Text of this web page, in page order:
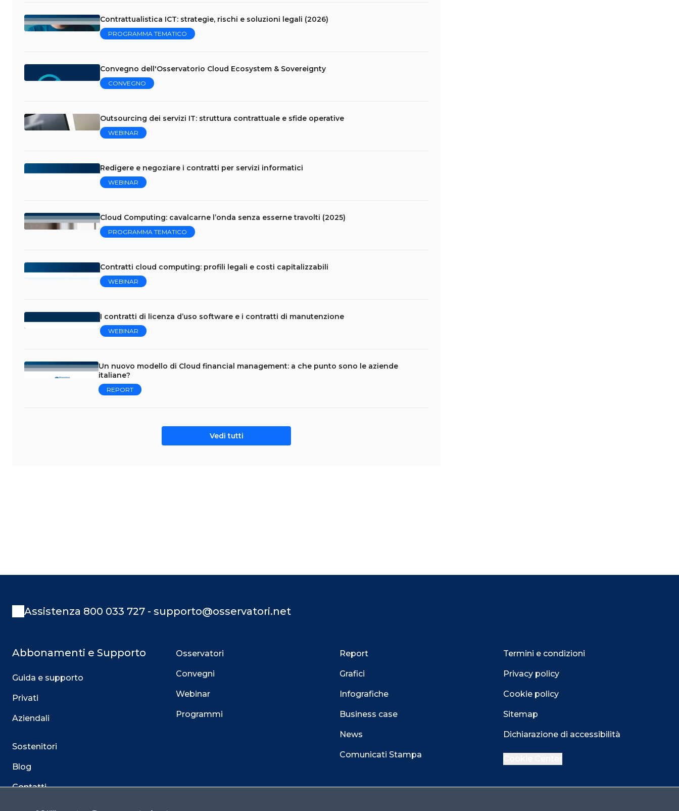
Contrattualistica ICT: strategie, rischi e soluzioni legali (2026)
PROGRAMMA TEMATICO
Convegno dell'Osservatorio Cloud Ecosystem & Sovereignty
CONVEGNO
Outsourcing dei servizi IT: struttura contrattuale e sfide operative
WEBINAR
Redigere e negoziare i contratti per servizi informatici
WEBINAR
Cloud Computing: cavalcarne l’onda senza esserne travolti (2025)
PROGRAMMA TEMATICO
Contratti cloud computing: profili legali e costi capitalizzabili
WEBINAR
I contratti di licenza d’uso software e i contratti di manutenzione
WEBINAR
Un nuovo modello di Cloud financial management: a che punto sono le aziende
italiane?
REPORT
Vedi tutti
Assistenza 800 033 727 - supporto@osservatori.net
Abbonamenti e Supporto
Guida e supporto
Privati
Aziendali
Sostenitori
Blog
Contatti
Osservatori
Convegni
Webinar
Programmi
Report
Grafici
Infografiche
Business case
News
Comunicati Stampa
Termini e condizioni
Privacy policy
Cookie policy
Sitemap
Dichiarazione di accessibilità